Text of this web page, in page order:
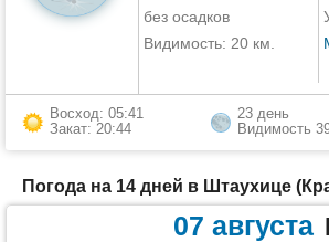
без осадков
Видимость: 20 км.
Восход: 05:41
Закат: 20:44
23 день
Видимость
Погода на 14 дней в Штаухице
07 августа